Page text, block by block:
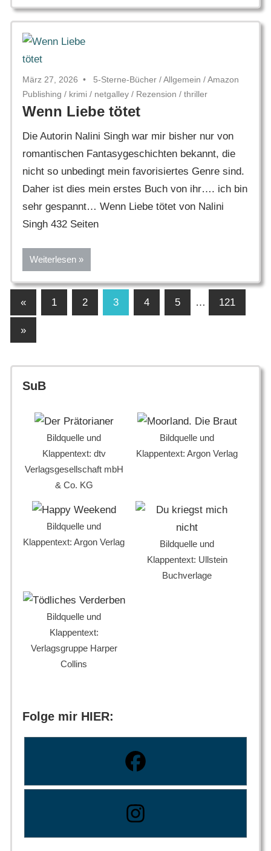
März 27, 2026 5-Sterne-Bücher /Allgemein /Amazon
Publishing / krimi / netgalley / Rezension / thriller
Wenn Liebe tötet
Die Autorin Nalini Singh war mir bisher nur von
romantischen Fantasygeschichten bekannt, die
nicht so unbedingt mein favorisiertes Genre sind.
Daher ist dies mein erstes Buch von ihr…. ich bin
sehr gespannt… Wenn Liebe tötet von Nalini
Singh 432 Seiten
Weiterlesen
Seitennummerierung
der
Beiträge
«Vorherige
Beiträge
1 2 3 4 5 … 121
Nächste
»
SuB
Bildquelle und
Klappentext: dtv
Verlagsgesellschaft mbH
& Co. KG
Bildquelle und
Klappentext: Argon Verlag
Bildquelle und
Klappentext: Argon Verlag
Bildquelle und
Klappentext: Ullstein
Buchverlage
Bildquelle und
Klappentext:
Verlagsgruppe Harper
Collins
Folge mir HIER: